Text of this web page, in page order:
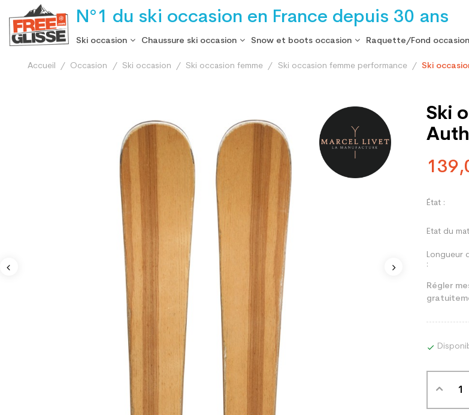
N°1 du ski occasion en France depuis 30 ans
Ski occasion Chaussure ski occasion Snow et boots occasion Raquette/Fond occasion
Accueil Occasion Ski occasion Ski occasion femme Ski occasion femme performance Ski
Ski
État :
Etat du
Longueur
:
Régler
